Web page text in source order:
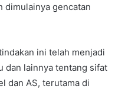
dimulainya gencatan
ini telah menjadi
dan lainnya tentang sifat
dan AS, terutama di